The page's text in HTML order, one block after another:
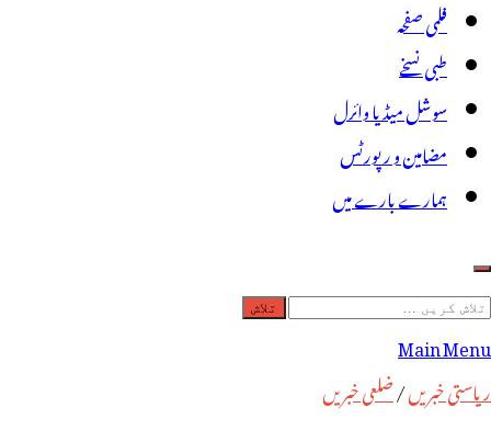
فلمی صفحہ
طبی نسخے
سوشل میڈیا وائرل
مضامین و رپورٹس
ہمارے بارے میں
تلاش
کریں
برائے:
Main Menu
ریاستی خبریں/ضلعی خبریں